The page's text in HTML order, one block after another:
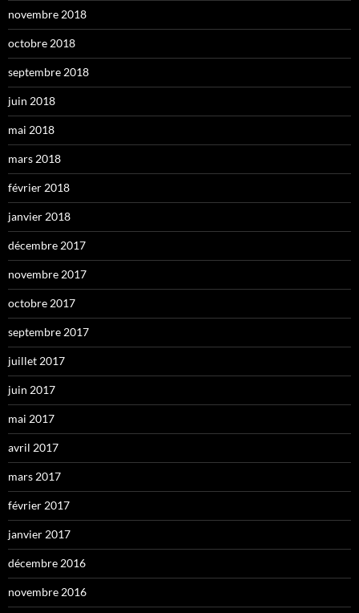
novembre 2018
octobre 2018
septembre 2018
juin 2018
mai 2018
mars 2018
février 2018
janvier 2018
décembre 2017
novembre 2017
octobre 2017
septembre 2017
juillet 2017
juin 2017
mai 2017
avril 2017
mars 2017
février 2017
janvier 2017
décembre 2016
novembre 2016